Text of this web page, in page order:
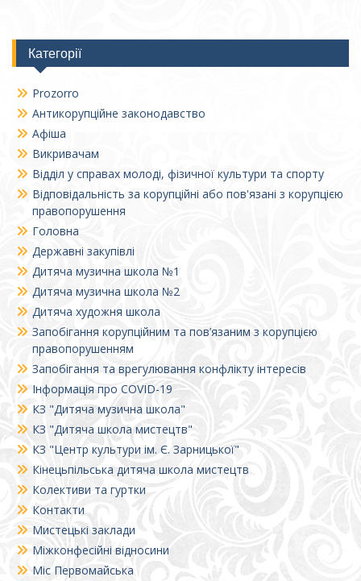
Категорії
Prozorro
Антикорупційне законодавство
Афіша
Викривачам
Відділ у справах молоді, фізичної культури та спорту
Відповідальність за корупційні або пов'язані з корупцією
правопорушення
Головна
Державні закупівлі
Дитяча музична школа №1
Дитяча музична школа №2
Дитяча художня школа
Запобігання корупційним та пов’язаним з корупцією
правопорушенням
Запобігання та врегулювання конфлікту інтересів
Інформація про COVID-19
КЗ "Дитяча музична школа"
КЗ "Дитяча школа мистецтв"
КЗ "Центр культури ім. Є. Зарницької"
Кінецьпільська дитяча школа мистецтв
Колективи та гуртки
Контакти
Мистецькі заклади
Міжконфесійні відносини
Міс Первомайська